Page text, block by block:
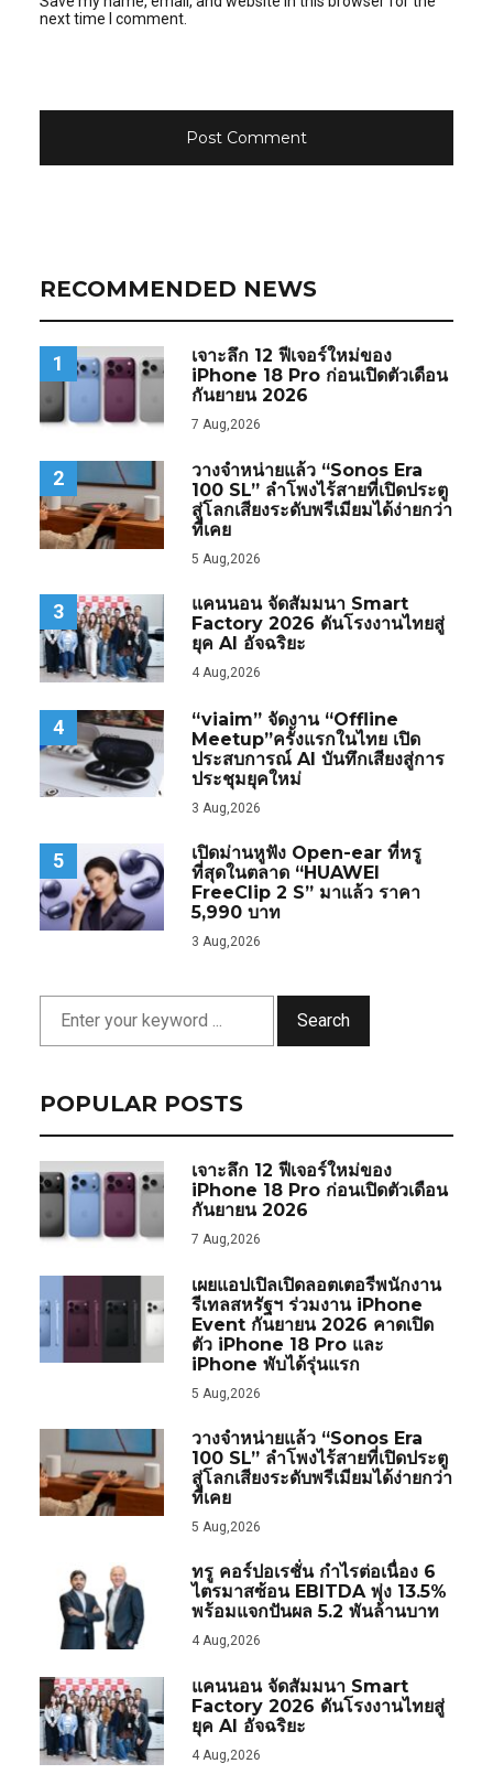
next time I comment.
RECOMMENDED NEWS
1
เจาะลึก 12 ฟีเจอร์ใหม่ของ
iPhone 18 Pro ก่อนเปิดตัวเดือน
กันยายน 2026
7 Aug,2026
2
วางจำหน่ายแล้ว “Sonos Era
100 SL” ลำโพงไร้สายที่เปิดประตู
สู่โลกเสียงระดับพรีเมียมได้ง่ายกว่า
ที่เคย
5 Aug,2026
3
แคนนอน จัดสัมมนา Smart
Factory 2026 ดันโรงงานไทยสู่
ยุค AI อัจฉริยะ
4 Aug,2026
4
“viaim” จัดงาน “Offline
Meetup”ครั้งแรกในไทย เปิด
ประสบการณ์ AI บันทึกเสียงสู่การ
ประชุมยุคใหม่
3 Aug,2026
5
เปิดม่านหูฟัง Open-ear ที่หรู
ที่สุดในตลาด “HUAWEI
FreeClip 2 S” มาแล้ว ราคา
5,990 บาท
3 Aug,2026
Search
POPULAR POSTS
เจาะลึก 12 ฟีเจอร์ใหม่ของ
iPhone 18 Pro ก่อนเปิดตัวเดือน
กันยายน 2026
7 Aug,2026
เผยแอปเปิลเปิดลอตเตอรีพนักงาน
รีเทลสหรัฐฯ ร่วมงาน iPhone
Event กันยายน 2026 คาดเปิด
ตัว iPhone 18 Pro และ
iPhone พับได้รุ่นแรก
5 Aug,2026
วางจำหน่ายแล้ว “Sonos Era
100 SL” ลำโพงไร้สายที่เปิดประตู
สู่โลกเสียงระดับพรีเมียมได้ง่ายกว่า
ที่เคย
5 Aug,2026
ทรู คอร์ปอเรชั่น กำไรต่อเนื่อง 6
ไตรมาสซ้อน EBITDA พุ่ง 13.5%
พร้อมแจกปันผล 5.2 พันล้านบาท
4 Aug,2026
แคนนอน จัดสัมมนา Smart
Factory 2026 ดันโรงงานไทยสู่
ยุค AI อัจฉริยะ
4 Aug,2026